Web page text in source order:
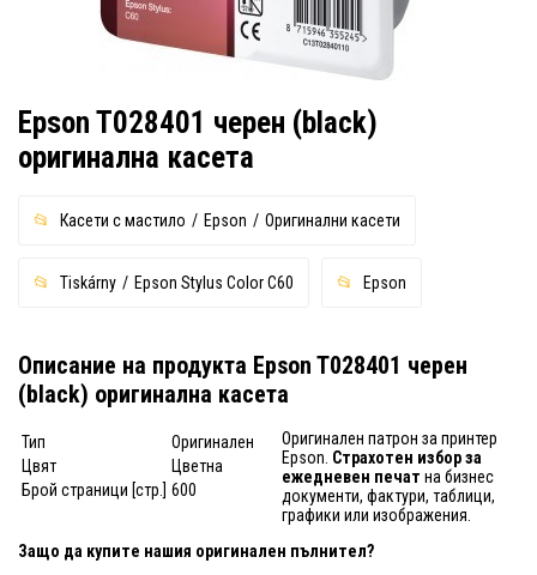
Epson T028401 черен (black)
оригинална касета
Касети с мастило Epson Оригинални касети
Tiskárny Epson Stylus Color C60 Epson
Описание на продукта Epson T028401 черен
(black) оригинална касета
Тип
Оригинален
Цвят
Цветна
Брой страници [стр.] 600
Оригинален патрон за принтер
Epson. Страхотен избор за
ежедневен печат на бизнес
документи, фактури, таблици,
графики или изображения.
Защо да купите нашия оригинален пълнител?